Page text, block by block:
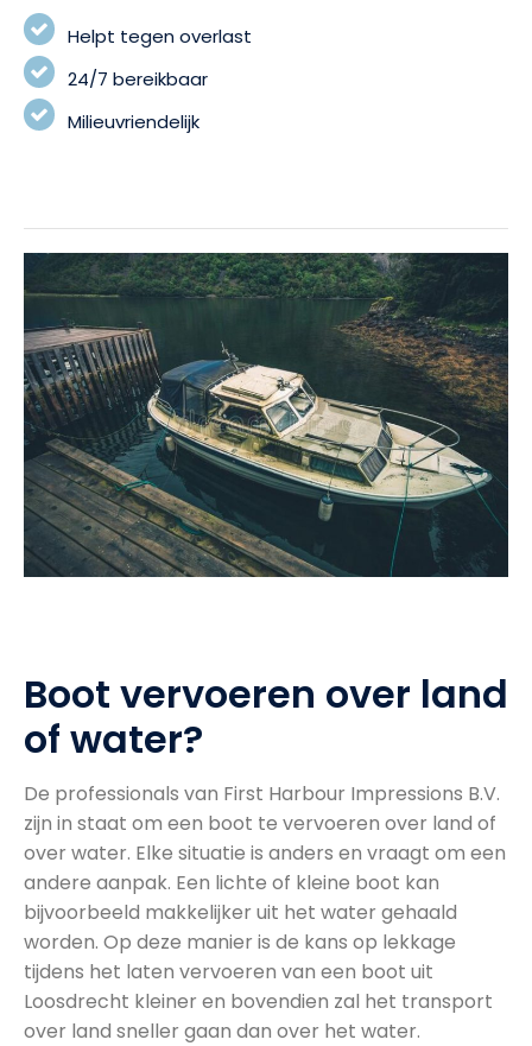
Helpt tegen overlast
24/7 bereikbaar
Milieuvriendelijk
Boot vervoeren over land
of water?
De professionals van First Harbour Impressions B.V.
zijn in staat om een boot te vervoeren over land of
over water. Elke situatie is anders en vraagt om een
andere aanpak. Een lichte of kleine boot kan
bijvoorbeeld makkelijker uit het water gehaald
worden. Op deze manier is de kans op lekkage
tijdens het laten vervoeren van een boot uit
Loosdrecht kleiner en bovendien zal het transport
over land sneller gaan dan over het water.